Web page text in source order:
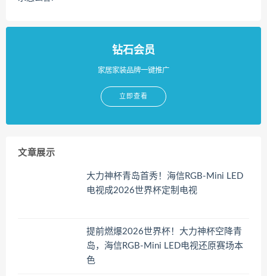
钻石会员
家居家装品牌一键推广
立即查看
文章展示
大力神杯青岛首秀！海信RGB-Mini LED
电视成2026世界杯定制电视
提前燃爆2026世界杯！大力神杯空降青
岛，海信RGB-Mini LED电视还原赛场本
色